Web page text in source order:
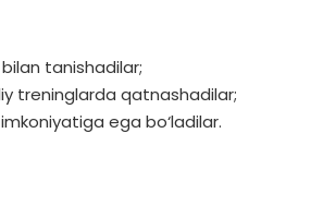
tanishadilar;
treninglarda qatnashadilar;
ega bo‘ladilar.